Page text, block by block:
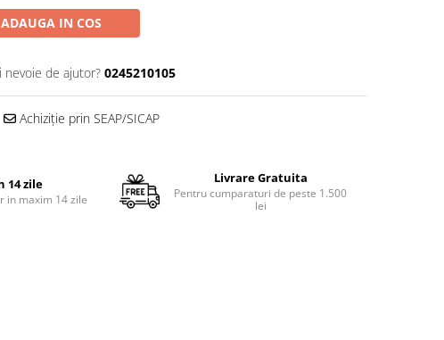
ADAUGA IN COS
nevoie de ajutor? 0245210105
Achiziție prin SEAP/SICAP
14 zile
in maxim 14 zile
Livrare Gratuita
Pentru cumparaturi de peste 1.500
lei